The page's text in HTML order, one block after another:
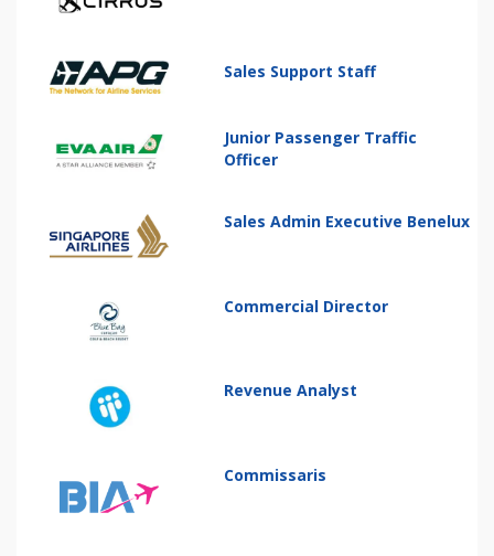
Sales Support Staff
Junior Passenger Traffic
Officer
Sales Admin Executive Benelux
Commercial Director
Revenue Analyst
Commissaris